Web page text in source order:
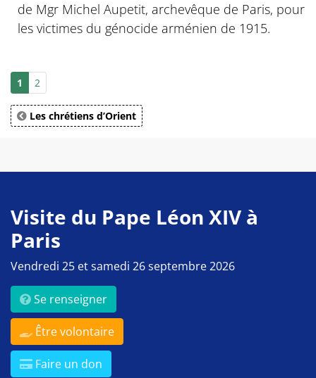
de Mgr Michel Aupetit, archevêque de Paris, pour
les victimes du génocide arménien de 1915.
1 2
Les chrétiens d’Orient
Visite du Pape Léon XIV à
Paris
Vendredi 25 et samedi 26 septembre 2026
Se renseigner
Être volontaire
Faire un don